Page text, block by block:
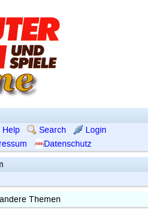
Help Search
Login
Datenschutz
Themen